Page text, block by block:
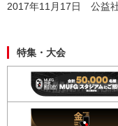
2017年11月17日 公益
特集・大会